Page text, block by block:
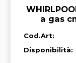
a gas
Cod.Art:
Disponibilità: